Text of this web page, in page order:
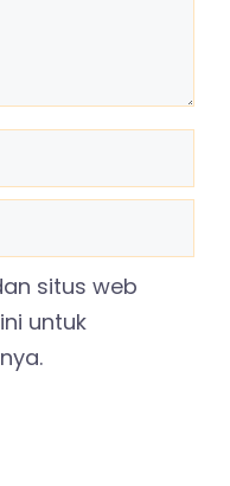
situs web
untuk